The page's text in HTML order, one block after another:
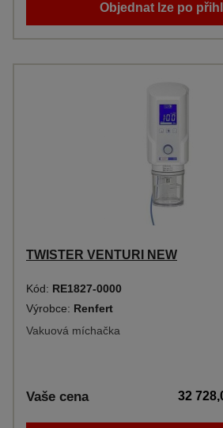
Objednat lze po
TWISTER VENTURI NEW
Kód: RE1827-0000
Výrobce: Renfert
Vakuová míchačka
Vaše cena 32